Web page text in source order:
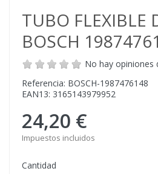
TUBO FLEXIBLE
BOSCH
No hay opiniones
Referencia: BOSCH-1987476148
EAN13: 3165143979952
24,20 €
Impuestos incluidos
Cantidad